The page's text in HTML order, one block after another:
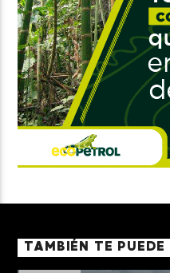
TAMBIÉN TE PUEDE